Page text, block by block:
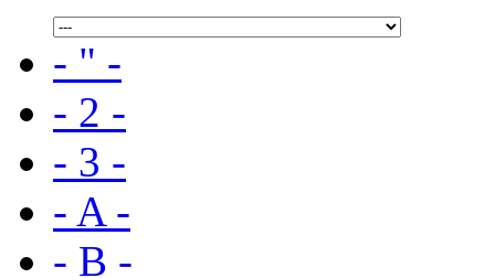
- " -
- 2 -
- 3 -
- A -
- B -